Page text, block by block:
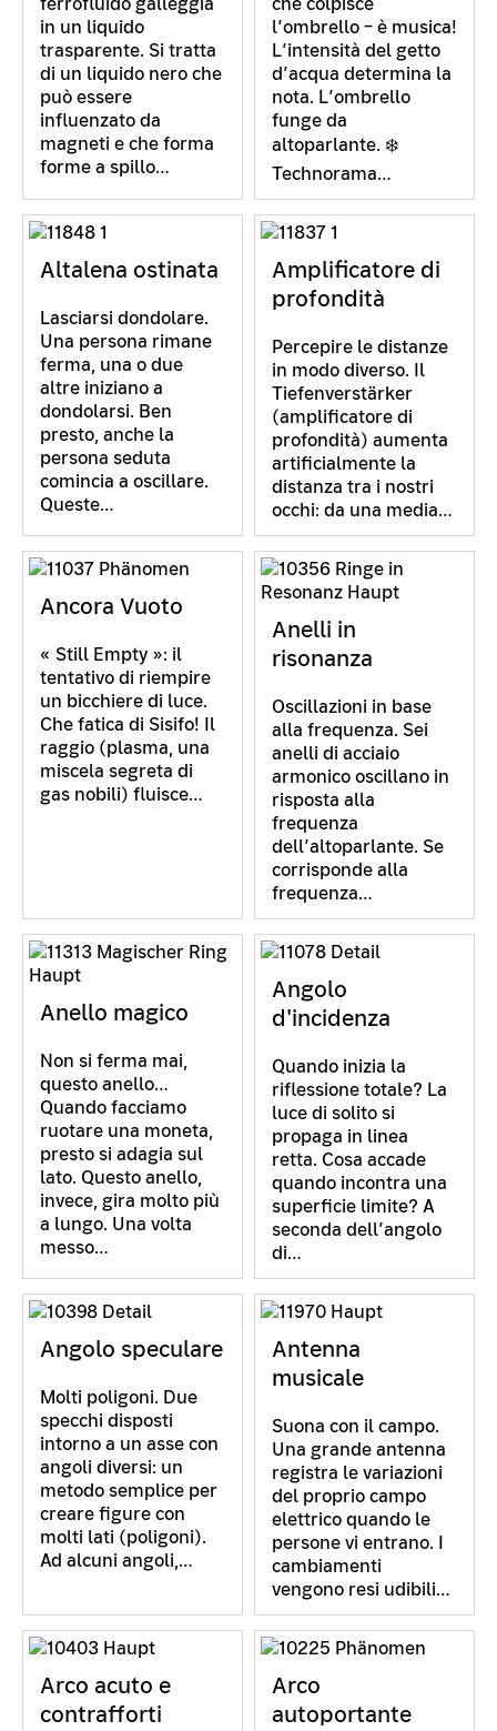
in un liquido
trasparente. Si tratta
di un liquido nero che
può essere
influenzato da
magneti e che forma
forme a spillo…
l’ombrello – è musica!
L’intensità del getto
d’acqua determina la
nota. L’ombrello
funge da
altoparlante. ❄️
Technorama…
Altalena ostinata
Lasciarsi dondolare.
Una persona rimane
ferma, una o due
altre iniziano a
dondolarsi. Ben
presto, anche la
persona seduta
comincia a oscillare.
Queste…
Amplificatore di
profondità
Percepire le distanze
in modo diverso. Il
Tiefenverstärker
(amplificatore di
profondità) aumenta
artificialmente la
distanza tra i nostri
occhi: da una media…
Ancora Vuoto
« Still Empty »: il
tentativo di riempire
un bicchiere di luce.
Che fatica di Sisifo! Il
raggio (plasma, una
miscela segreta di
gas nobili) fluisce…
Anelli in
risonanza
Oscillazioni in base
alla frequenza. Sei
anelli di acciaio
armonico oscillano in
risposta alla
frequenza
dell’altoparlante. Se
corrisponde alla
frequenza…
Anello magico
Non si ferma mai,
questo anello…
Quando facciamo
ruotare una moneta,
presto si adagia sul
lato. Questo anello,
invece, gira molto più
a lungo. Una volta
messo…
Angolo
d'incidenza
Quando inizia la
riflessione totale? La
luce di solito si
propaga in linea
retta. Cosa accade
quando incontra una
superficie limite? A
seconda dell’angolo
di…
Angolo speculare
Molti poligoni. Due
specchi disposti
intorno a un asse con
angoli diversi: un
metodo semplice per
creare figure con
molti lati (poligoni).
Ad alcuni angoli,…
Antenna
musicale
Suona con il campo.
Una grande antenna
registra le variazioni
del proprio campo
elettrico quando le
persone vi entrano. I
cambiamenti
vengono resi udibili…
Arco acuto e
contrafforti
Arco
autoportante